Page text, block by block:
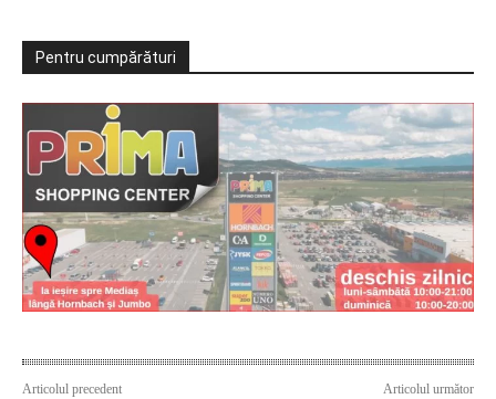
Pentru cumpărături
Articolul precedent
Articolul următor